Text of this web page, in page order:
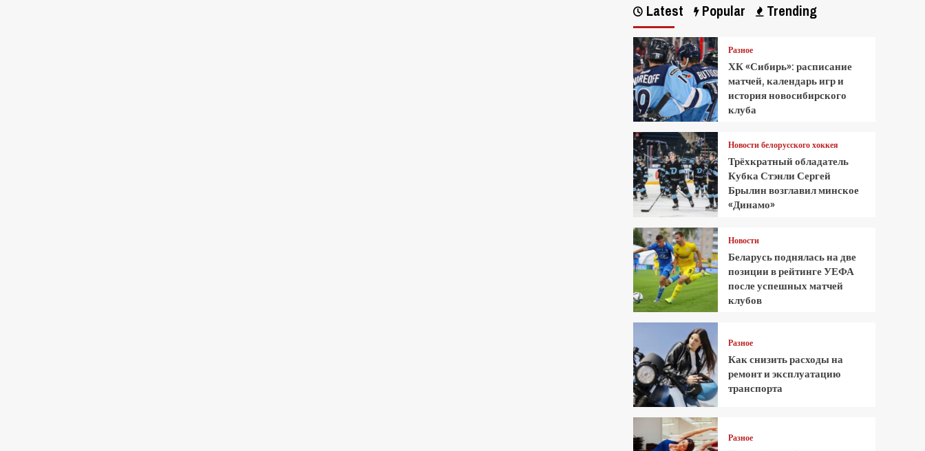
Latest Popular Trending
Разное
ХК «Сибирь»: расписание
матчей, календарь игр и
история новосибирского
клуба
Новости белорусского хоккея
Трёхкратный обладатель
Кубка Стэнли Сергей
Брылин возглавил минское
«Динамо»
Новости
Беларусь поднялась на две
позиции в рейтинге УЕФА
после успешных матчей
клубов
Разное
Как снизить расходы на
ремонт и эксплуатацию
транспорта
Разное